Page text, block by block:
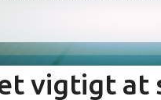
vigtigt at